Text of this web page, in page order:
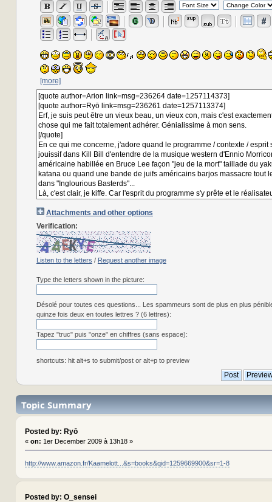
[more]
Attachments and other options
Verification:
Listen to the letters / Request another image
Type the letters shown in the picture:
Désolé pour toutes ces questions... Les spammeurs sont de plus en plus
quinze fois deux en toutes lettres ? (6 lettres):
Tapez "truc" puis "onze" en chiffres (sans espace):
shortcuts: hit alt+s to submit/post or alt+p to preview
Topic Summary
Posted by: Ryō
« on: 1er December 2009 à 13h18 »
http://www.amazon.fr/Kaamelott...&s=books&qid=1259669900&sr=1-8
Posted by: O_sensei